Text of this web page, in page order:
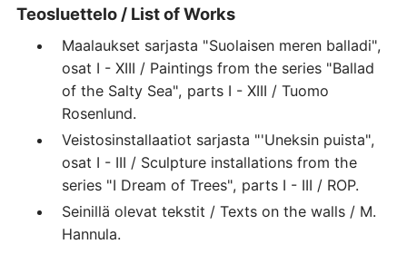
Teosluettelo / List of Works
Maalaukset sarjasta "Suolaisen meren balladi",
osat I - XIII / Paintings from the series "Ballad
of the Salty Sea", parts I - XIII / Tuomo
Rosenlund.
Veistosinstallaatiot sarjasta "'Uneksin puista",
osat I - III / Sculpture installations from the
series "I Dream of Trees", parts I - III / ROP.
Seinillä olevat tekstit / Texts on the walls / M.
Hannula.